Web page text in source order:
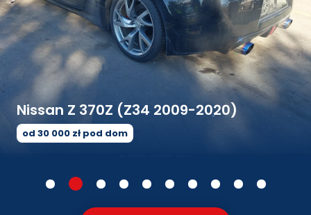
Nissan Z 370Z (Z34 2009-2020)
od 30 000 zł pod dom